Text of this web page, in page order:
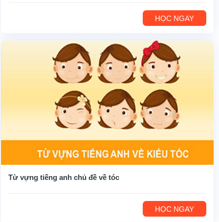
HỌC NGAY
Từ vựng tiếng anh chủ đề về tóc
HỌC NGAY